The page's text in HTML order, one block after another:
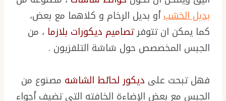
بديل الخشبأو بديل الرخام و كلاهما مع بعض،
كما يمكن ان تتوفرتصاميم ديكورات بلازما ، من
الجبس المخصصص حول شاشة التلفزيون .
فهل تبحث على ديكور لحائط الشاشه مصنوع من
الجبس مع بعض الإضاءة الخافته التي تضيف أجواء